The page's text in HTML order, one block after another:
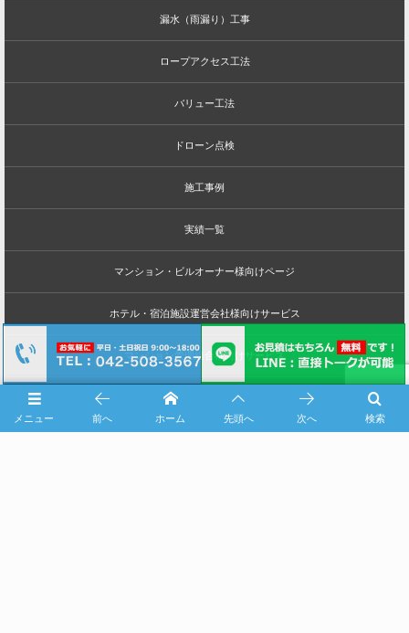
漏水（雨漏り）工事
ロープアクセス工法
バリュー工法
ドローン点検
施工事例
実績一覧
マンション・ビルオーナー様向けページ
ホテル・宿泊施設運営会社様向けサービス
マンション管理組合様向けサービス
プラント工場様向けサービス
メニュー 検索
前へ ホーム 先頭へ 次へ